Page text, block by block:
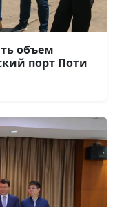
объем
порт Поти